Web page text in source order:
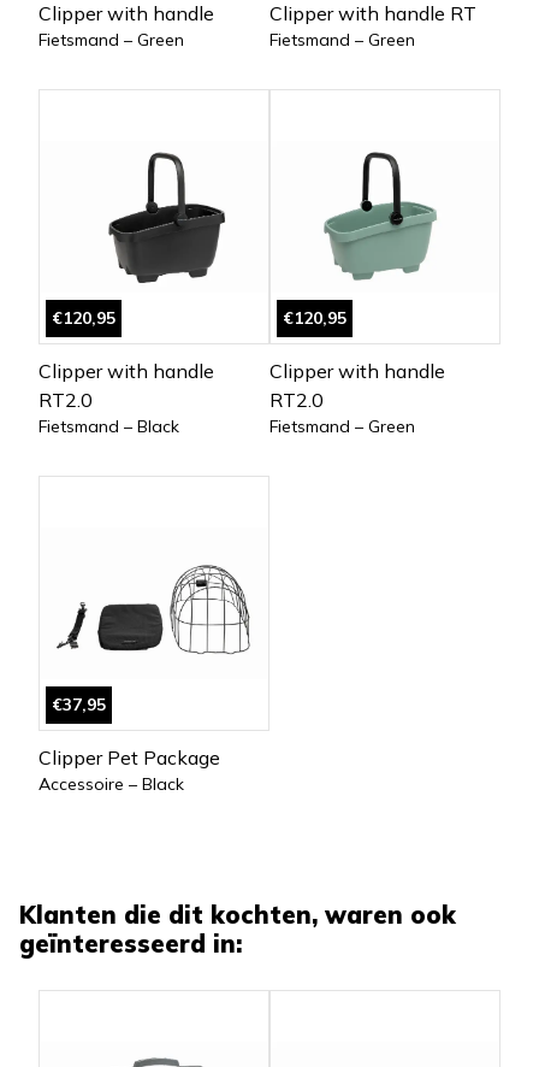
Clipper with handle
Fietsmand – Green
Clipper with handle RT
Fietsmand – Green
€120,95
Clipper with handle
RT2.0
Fietsmand – Black
€120,95
Clipper with handle
RT2.0
Fietsmand – Green
€37,95
Clipper Pet Package
Accessoire – Black
Klanten die dit kochten, waren ook
geïnteresseerd in: